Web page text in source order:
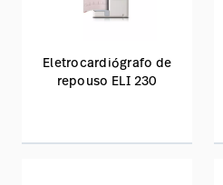
Eletrocardiógrafo de
repouso ELI 230